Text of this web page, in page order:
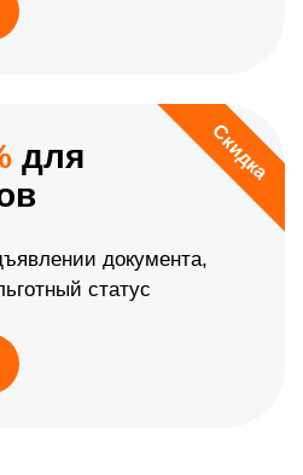
Скидка
для
документа,
статус